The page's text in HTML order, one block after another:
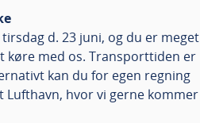
d. 23 juni, og du er meget
køre med os. Transporttiden er
kan du for egen regning
Lufthavn, hvor vi gerne kommer